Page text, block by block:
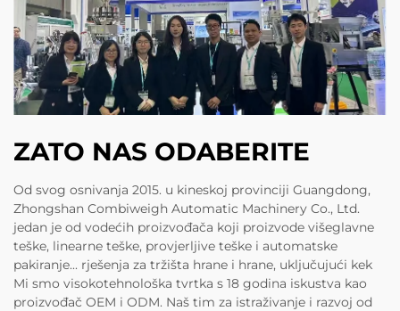
ZATO NAS ODABERITE
Od svog osnivanja 2015. u kineskoj provinciji Guangdong,
Zhongshan Combiweigh Automatic Machinery Co., Ltd.
jedan je od vodećih proizvođača koji proizvode višeglavne
teške, linearne teške, provjerljive teške i automatske
pakiranje... rješenja za tržišta hrane i hrane, uključujući kek
Mi smo visokotehnološka tvrtka s 18 godina iskustva kao
proizvođač OEM i ODM. Naš tim za istraživanje i razvoj od